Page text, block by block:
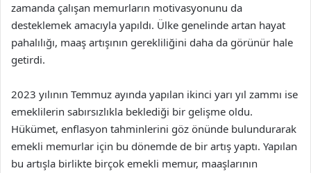
zamanda çalışan memurların motivasyonunu da
desteklemek amacıyla yapıldı. Ülke genelinde artan hayat
pahalılığı, maaş artışının gerekliliğini daha da görünür hale
getirdi.
2023 yılının Temmuz ayında yapılan ikinci yarı yıl zammı ise
emeklilerin sabırsızlıkla beklediği bir gelişme oldu.
Hükümet, enflasyon tahminlerini göz önünde bulundurarak
emekli memurlar için bu dönemde de bir artış yaptı. Yapılan
bu artışla birlikte birçok emekli memur, maaşlarının